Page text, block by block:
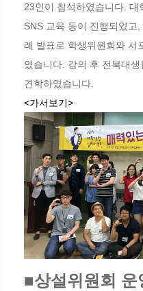
23인이 참석하였습니다. 대
SNS 교육 등이 진행되었고
례 발표로 학생위원회와 서
였습니다. 강의 후 전북대
견학하였습니다.
<가서보기>
■상설위원회 운